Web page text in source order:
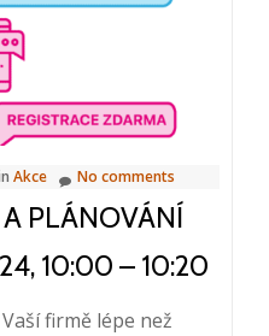
Akce No comments
PLÁNOVÁNÍ
10:00 – 10:20
firmě lépe než